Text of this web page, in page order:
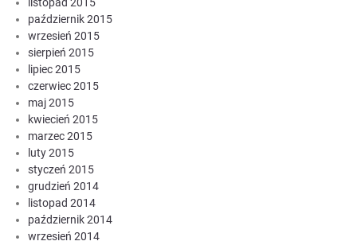
październik 2015
wrzesień 2015
sierpień 2015
lipiec 2015
czerwiec 2015
maj 2015
kwiecień 2015
marzec 2015
luty 2015
styczeń 2015
grudzień 2014
listopad 2014
październik 2014
wrzesień 2014